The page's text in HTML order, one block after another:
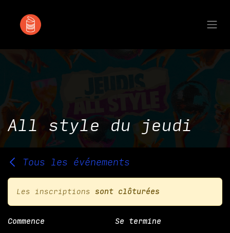
All style du jeudi
Tous les événements
Les inscriptions sont clôturées
Commence Se termine